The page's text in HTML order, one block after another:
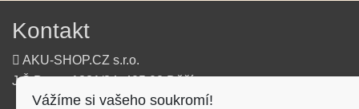
Kontakt
AKU-SHOP.CZ s.r.o.
J.Š.Baara 1331/34, 405 02 Děčín
Vážíme si vašeho soukromí!